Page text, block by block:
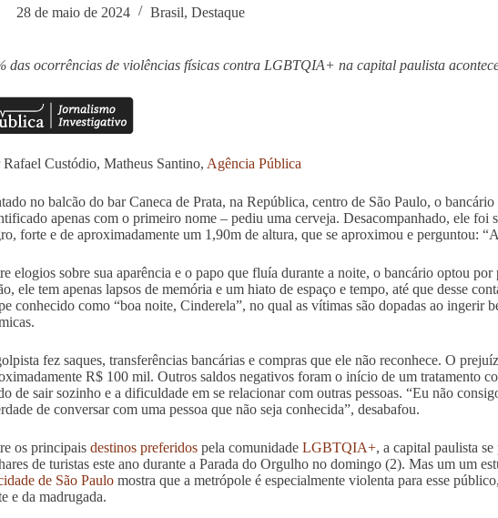
28 de maio de 2024 Brasil, Destaque
das ocorrências de violências físicas contra LGBTQIA+ na capital paulista
Rafael Custódio, Matheus Santino, Agência Pública
no balcão do bar Caneca de Prata, na República, centro de São Paulo, o
apenas com o primeiro nome – pediu uma cerveja. Desacompanhado, ele foi
forte e de aproximadamente um 1,90m de altura, que se aproximou e perguntou:
elogios sobre sua aparência e o papo que fluía durante a noite, o bancário optou
ele tem apenas lapsos de memória e um hiato de espaço e tempo, até que desse
conhecido como “boa noite, Cinderela”, no qual as vítimas são dopadas ao ingerir
fez saques, transferências bancárias e compras que ele não reconhece. O
R$ 100 mil. Outros saldos negativos foram o início de um tratamento
de sair sozinho e a dificuldade em se relacionar com outras pessoas. “Eu não
de conversar com uma pessoa que não seja conhecida”, desabafou.
os principais destinos preferidos pela comunidade LGBTQIA+, a capital paulista
de turistas este ano durante a Parada do Orgulho no domingo (2). Mas um um
de São Paulomostra que a metrópole é especialmente violenta para esse
e da madrugada.